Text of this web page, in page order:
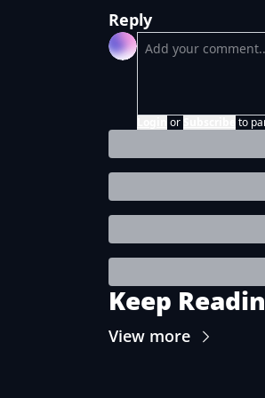
Reply
or to
Keep
View more